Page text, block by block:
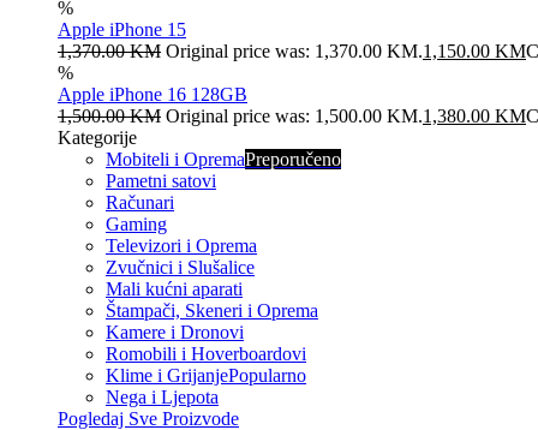
%
Apple iPhone 15
1,370.00KM Original price was: 1,370.00 KM.1,150.00 KM
%
Apple iPhone 16 128GB
1,500.00KM Original price was: 1,500.00 KM.1,380.00 KM
Kategorije
Mobiteli i OpremaPreporučeno
Pametni satovi
Računari
Gaming
Televizori i Oprema
Zvučnici i Slušalice
Mali kućni aparati
Štampači, Skeneri i Oprema
Kamere i Dronovi
Romobili i Hoverboardovi
Klime i GrijanjePopularno
Nega i Ljepota
Pogledaj Sve Proizvode